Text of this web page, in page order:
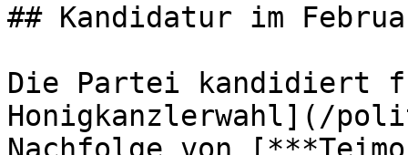
## Kandidatur im
Die Partei kandidiert
Honigkanzlerwahl](/